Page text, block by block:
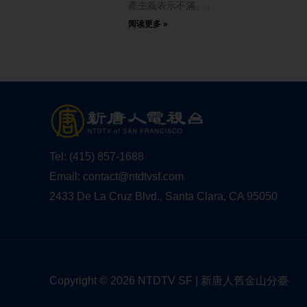
產主義表示不滿。」
阅读更多 »
Tel: (415) 857-1688
Email: contact@ntdtvsf.com
2433 De La Cruz Blvd., Santa Clara, CA 95050
Copyright © 2026 NTDTV SF | 新唐人舊金山分臺